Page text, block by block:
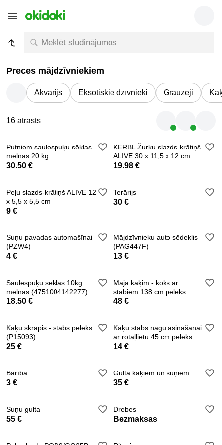
Preces mājdzīvniekiem
Akvārijs Eksotiskie dzīvnieki Grauzēji
16 atrasts
Putniem saulespuķu sēklas
melnās 20 kg
(4751004142284)
30.50 €
KERBL Žurku slazds-krātiņš
ALIVE 30 x 11,5 x 12 cm
19.98 €
Peļu slazds-krātiņš ALIVE 12
x 5,5 x 5,5 cm
9 €
Terārijs
30 €
Suņu pavadas automašīnai
(PZW4)
4 €
Mājdzīvnieku auto sēdeklis
(PAG447F)
13 €
Saulespuķu sēklas 10kg
melnās (4751004142277)
18.50 €
Māja kaķim - koks ar
stabiem 138 cm pelēks
(P7927)
48 €
Kaķu skrāpis - stabs pelēks
(P15093)
25 €
Kaķu stabs nagu asināšanai
ar rotaļlietu 45 cm pelēks
(P7932
14 €
Barība
3 €
Gulta kaķiem un suņiem
35 €
Suņu gulta
55 €
Drebes
Bezmaksas